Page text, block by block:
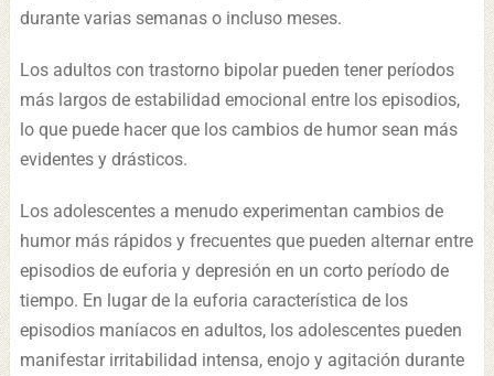
durante varias semanas o incluso meses.
Los adultos con trastorno bipolar pueden tener períodos
más largos de estabilidad emocional entre los episodios,
lo que puede hacer que los cambios de humor sean más
evidentes y drásticos.
Los adolescentes a menudo experimentan cambios de
humor más rápidos y frecuentes que pueden alternar entre
episodios de euforia y depresión en un corto período de
tiempo. En lugar de la euforia característica de los
episodios maníacos en adultos, los adolescentes pueden
manifestar irritabilidad intensa, enojo y agitación durante